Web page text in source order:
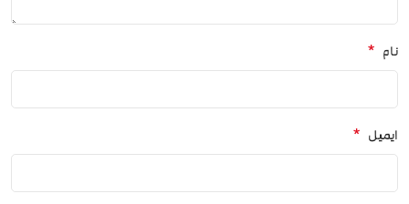
نام *
ایمیل *